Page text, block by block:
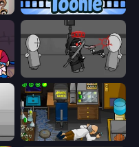
Toonle
Madness Project Nexus
Foreign Creature